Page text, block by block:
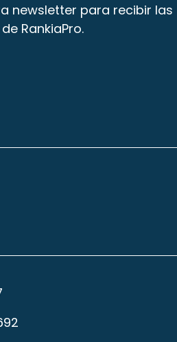
newsletter para recibir las
RankiaPro.